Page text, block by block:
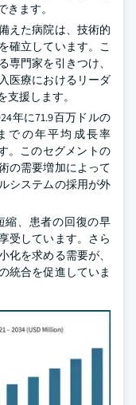
ます。
えた病院は、技術的
確立しています。こ
専門家を引きつけ、
医療におけるリーダ
援します。
年に71.9百万ドルの
での年平均成長率
。このセグメントの
の需要増加によって
システムの採用が外
縮、患者の回復の早
受しています。さら
化を求める需要が、
統合を促進していま